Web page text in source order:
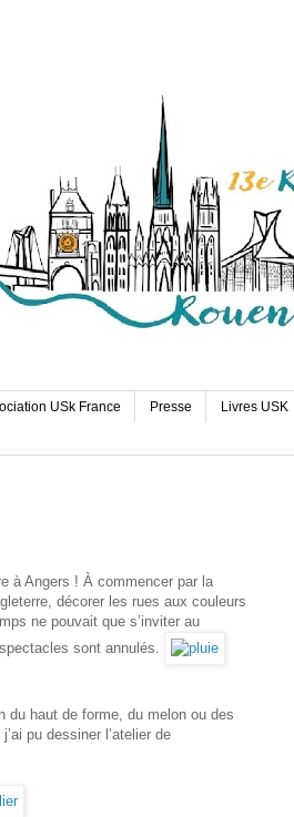
USk France Presse Livres USK
à Angers ! À commencer par la
décorer les rues aux couleurs
ne pouvait que s’inviter au
sont annulés.
du haut de forme, du melon ou des
pu dessiner l’atelier de